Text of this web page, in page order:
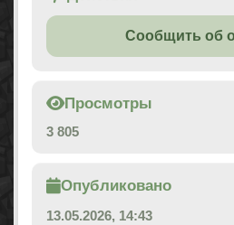
Сообщить об
Просмотры
3 805
Опубликовано
13.05.2026, 14:43